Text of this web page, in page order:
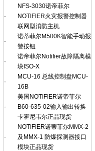
·
NFS-3030诺帝菲尔
NOTIFIER火灾报警控制器
联网型消防主机
·
诺蒂菲尔M500K智能手动报
警按钮
·
诺帝菲尔Notifier故障隔离模
块ISO-X
·
MCU-16 总线控制盘MCU-
16B
·
美国NOTIFIER诺帝菲尔
B60-635-02输入输出转换
卡霍尼韦尔正品现货
·
NOTIFIER诺蒂菲尔MMX-2
及MMX-1 防爆探测器接口
模块正品现货